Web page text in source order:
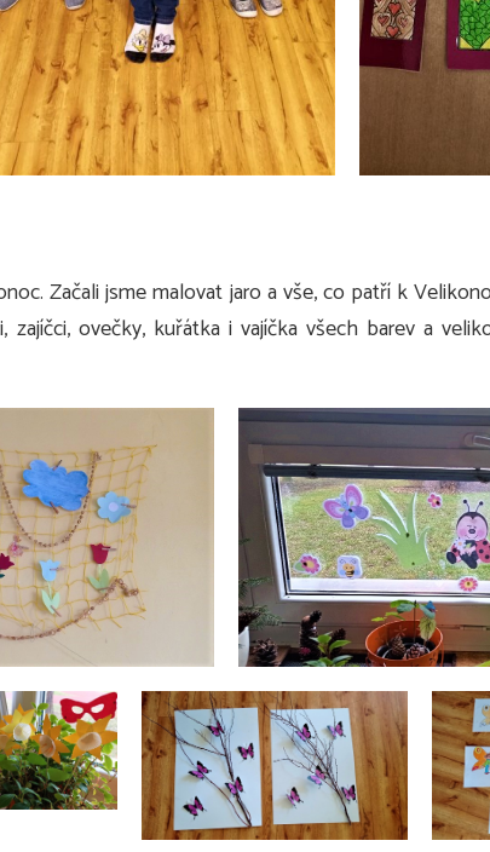
Začali jsme malovat jaro a vše, co patří k
ovečky, kuřátka i vajíčka všech barev a